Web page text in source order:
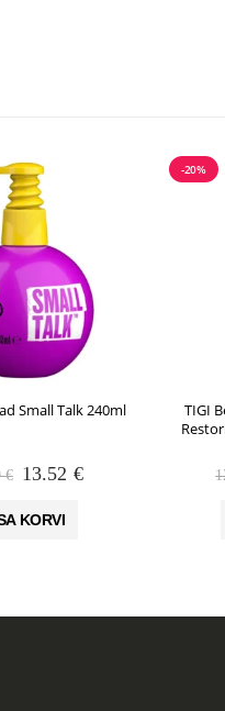
Small Talk 240ml
€ Algne
oli:
16.90 €.
13.52 €Praegune
KORVI
-20%
TIGI